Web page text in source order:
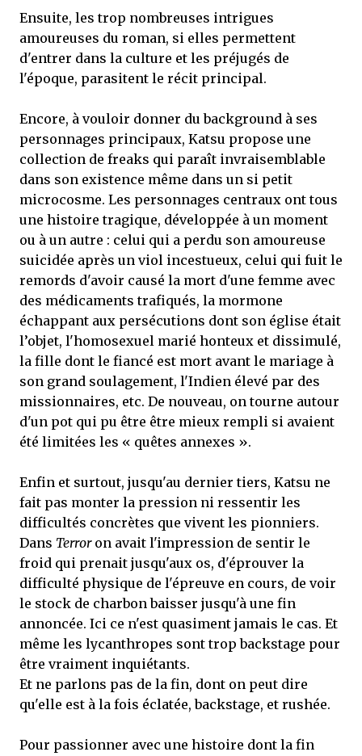
Ensuite, les trop nombreuses intrigues
amoureuses du roman, si elles permettent
d'entrer dans la culture et les préjugés de
l'époque, parasitent le récit principal.
Encore, à vouloir donner du background à ses
personnages principaux, Katsu propose une
collection de freaks qui paraît invraisemblable
dans son existence même dans un si petit
microcosme. Les personnages centraux ont tous
une histoire tragique, développée à un moment
ou à un autre : celui qui a perdu son amoureuse
suicidée après un viol incestueux, celui qui fuit le
remords d'avoir causé la mort d'une femme avec
des médicaments trafiqués, la mormone
échappant aux persécutions dont son église était
l’objet, l'homosexuel marié honteux et dissimulé,
la fille dont le fiancé est mort avant le mariage à
son grand soulagement, l'Indien élevé par des
missionnaires, etc. De nouveau, on tourne autour
d'un pot qui pu être être mieux rempli si avaient
été limitées les « quêtes annexes ».
Enfin et surtout, jusqu'au dernier tiers, Katsu ne
fait pas monter la pression ni ressentir les
difficultés concrètes que vivent les pionniers.
Dans Terroron avait l'impression de sentir le
froid qui prenait jusqu'aux os, d'éprouver la
difficulté physique de l'épreuve en cours, de voir
le stock de charbon baisser jusqu'à une fin
annoncée. Ici ce n'est quasiment jamais le cas. Et
même les lycanthropes sont trop backstage pour
être vraiment inquiétants.
Et ne parlons pas de la fin, dont on peut dire
qu'elle est à la fois éclatée, backstage, et rushée.
Pour passionner avec une histoire dont la fin